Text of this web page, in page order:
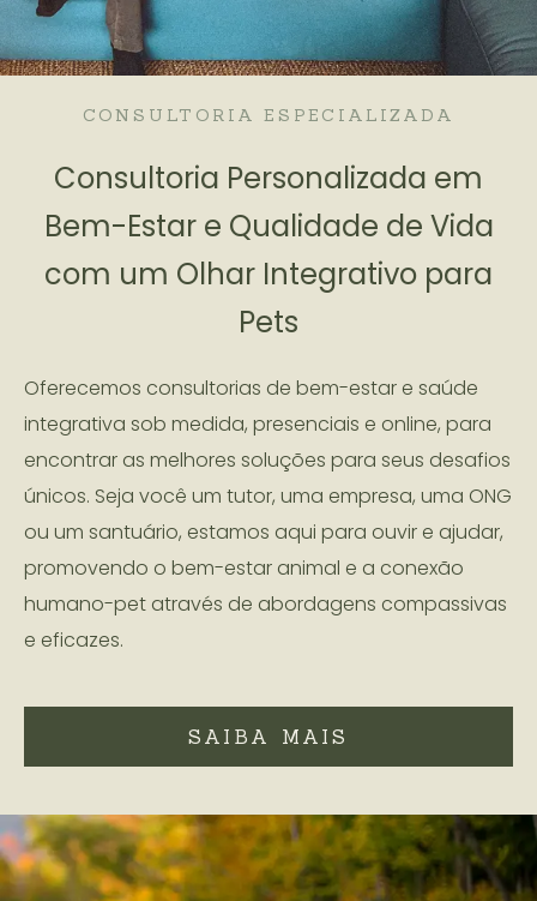
CONSULTORIA ESPECIALIZADA
Consultoria Personalizada em
Bem-Estar e Qualidade de Vida
com um Olhar Integrativo para
Pets
Oferecemos consultorias de bem-estar e saúde
integrativa sob medida, presenciais e online, para
encontrar as melhores soluções para seus desafios
únicos. Seja você um tutor, uma empresa, uma ONG
ou um santuário, estamos aqui para ouvir e ajudar,
promovendo o bem-estar animal e a conexão
humano-pet através de abordagens compassivas
e eficazes.
SAIBA MAIS